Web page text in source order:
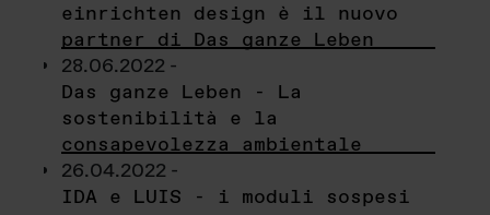
einrichten design è il nuovo
partner di Das ganze Leben
28.06.2022 -
Das ganze Leben - La
sostenibilità e la
consapevolezza ambientale
26.04.2022 -
IDA e LUIS - i moduli sospesi